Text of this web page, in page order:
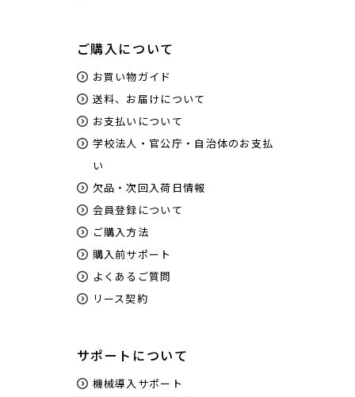
ご購入について
お買い物ガイド
送料、お届けについて
お支払いについて
学校法人・官公庁・自治体のお支払
い
欠品・次回入荷日情報
会員登録について
ご購入方法
購入前サポート
よくあるご質問
リース契約
サポートについて
機械導入サポート